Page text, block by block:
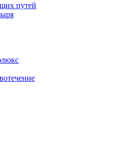
путей